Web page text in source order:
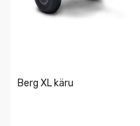
Berg XL käru